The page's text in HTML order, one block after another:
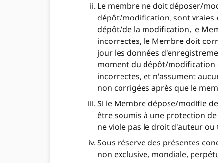
Le membre ne doit déposer/
dépôt/modification, sont vraies
dépôt/de la modification, le
incorrectes, le Membre doit
jour les données
moment du dépôt/modification
incorrectes, et n'assument
non corrigées après que le
Si le Membre dépose/modifie
être soumis à une protection
ne viole pas le droit d'auteur
Sous réserve des présentes
non exclusive, mondiale,